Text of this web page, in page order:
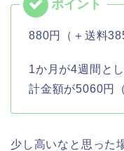
880円（＋送料
1か月が4週間と
計金額が5060円
少し高いなと思った